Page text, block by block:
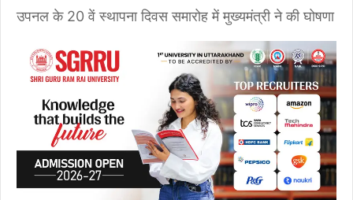
उपनल के 20 वें स्थापना दिवस समारोह में मुख्यमंत्री ने की घोषणा